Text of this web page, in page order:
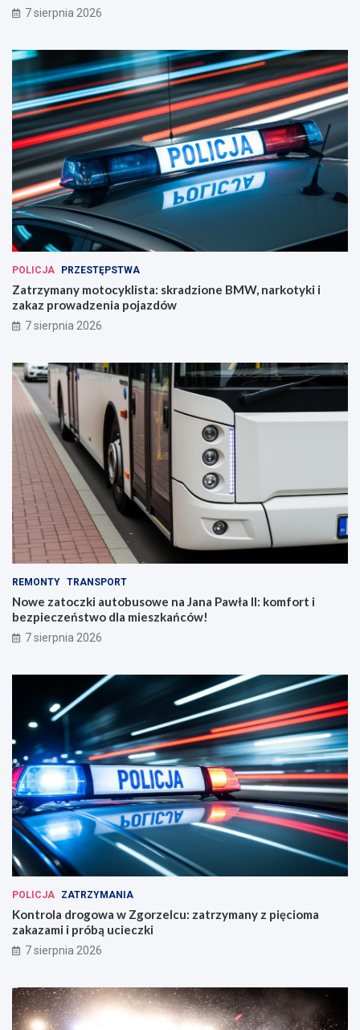
7 sierpnia 2026
POLICJA PRZESTĘPSTWA
Zatrzymany motocyklista: skradzione BMW, narkotyki i
zakaz prowadzenia pojazdów
7 sierpnia 2026
REMONTY TRANSPORT
Nowe zatoczki autobusowe na Jana Pawła II: komfort i
bezpieczeństwo dla mieszkańców!
7 sierpnia 2026
POLICJA ZATRZYMANIA
Kontrola drogowa w Zgorzelcu: zatrzymany z pięcioma
zakazami i próbą ucieczki
7 sierpnia 2026